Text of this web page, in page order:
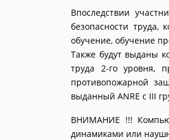
Впоследствии
безопасности
обучение, обучение
Также будут выданы
труда 2-го уровня,
противопожарной
выданный ANRE с III
ВНИМАНИЕ !!!
динамиками или